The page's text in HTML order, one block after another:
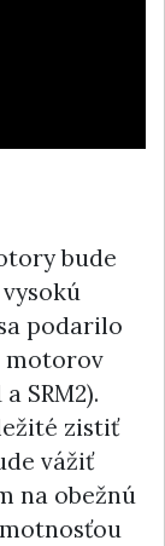
bude
podarilo
motorov
SRM2).
zistiť
vážiť
na obežnú